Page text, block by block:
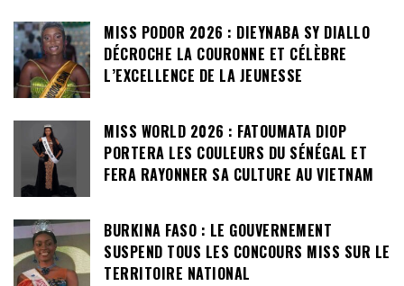
MISS PODOR 2026 : DIEYNABA SY DIALLO
DÉCROCHE LA COURONNE ET CÉLÈBRE
L’EXCELLENCE DE LA JEUNESSE
MISS WORLD 2026 : FATOUMATA DIOP
PORTERA LES COULEURS DU SÉNÉGAL ET
FERA RAYONNER SA CULTURE AU VIETNAM
BURKINA FASO : LE GOUVERNEMENT
SUSPEND TOUS LES CONCOURS MISS SUR LE
TERRITOIRE NATIONAL